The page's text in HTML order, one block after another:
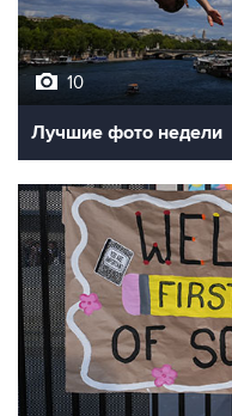
10
Лучшие фото недели